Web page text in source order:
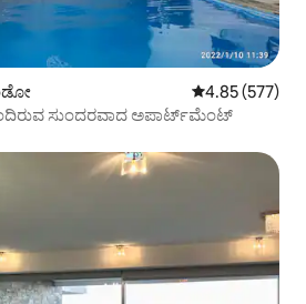
5 ರಲ್ಲಿ 4.85
4.85 (577)
ಸುಂದರವಾದ ಅಪಾರ್ಟ್‌ಮೆಂಟ್